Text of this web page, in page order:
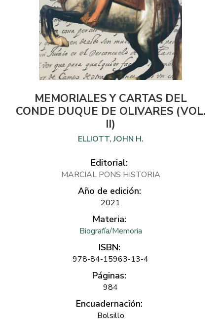
MEMORIALES Y CARTAS DEL
CONDE DUQUE DE OLIVARES (VOL.
II)
ELLIOTT, JOHN H.
Editorial:
MARCIAL PONS HISTORIA
Año de edición:
2021
Materia:
Biografía/Memoria
ISBN:
978-84-15963-13-4
Páginas:
984
Encuadernación:
Bolsillo